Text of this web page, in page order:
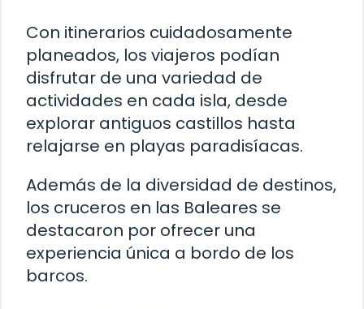
Con itinerarios cuidadosamente
planeados, los viajeros podían
disfrutar de una variedad de
actividades en cada isla, desde
explorar antiguos castillos hasta
relajarse en playas paradisíacas.
Además de la diversidad de destinos,
los cruceros en las Baleares se
destacaron por ofrecer una
experiencia única a bordo de los
barcos.